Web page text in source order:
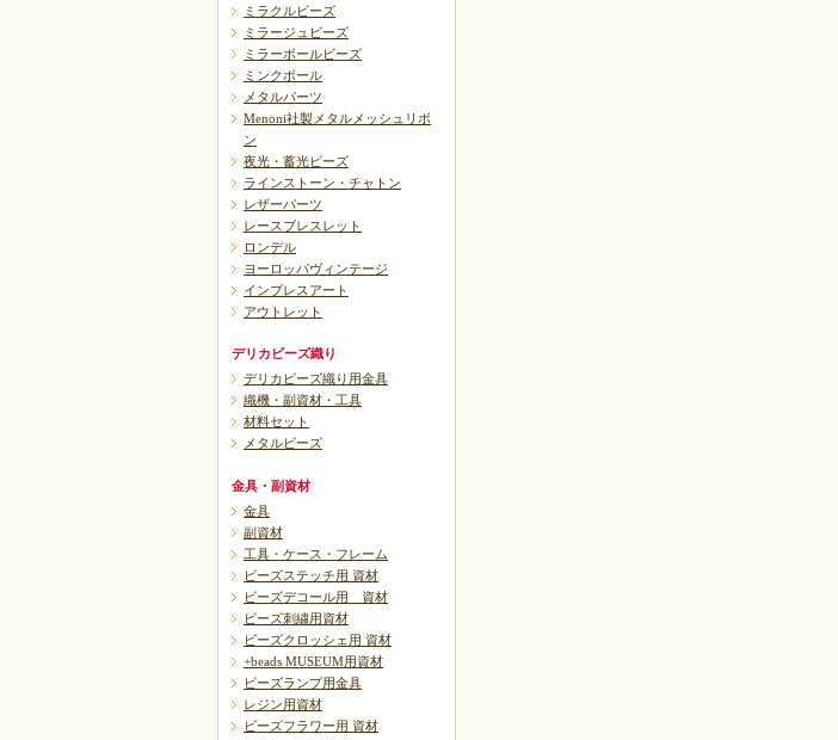
ミラクルビーズ
ミラージュビーズ
ミラーボールビーズ
ミンクボール
メタルパーツ
Menoni社製メタルメッシュリボ
ン
夜光・蓄光ビーズ
ラインストーン・チャトン
レザーパーツ
レースブレスレット
ロンデル
ヨーロッパヴィンテージ
インプレスアート
アウトレット
デリカビーズ織り
デリカビーズ織り用金具
織機・副資材・工具
材料セット
メタルビーズ
金具・副資材
金具
副資材
工具・ケース・フレーム
ビーズステッチ用 資材
ビーズデコール用 資材
ビーズ刺繍用資材
ビーズクロッシェ用 資材
+beads MUSEUM用資材
ビーズランプ用金具
レジン用資材
ビーズフラワー用 資材